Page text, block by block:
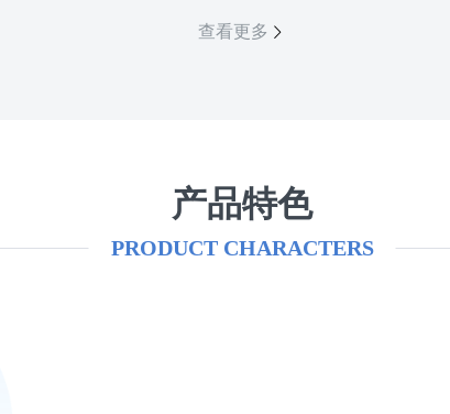
查看更多
产品特色
PRODUCT CHARACTERS